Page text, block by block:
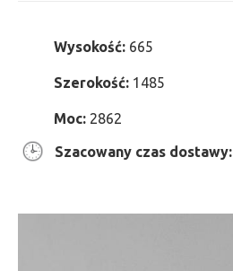
Wysokość: 665
Szerokość: 1485
Moc: 2862
Szacowany czas dostawy: